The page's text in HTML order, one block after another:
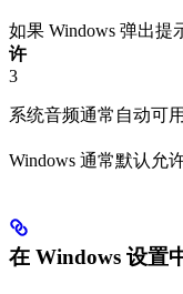
如果 Windows 弹出
许
3
系统音频通常自动可用
Windows 通常默认允
在 Windows 设置